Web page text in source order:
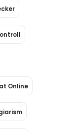
Online